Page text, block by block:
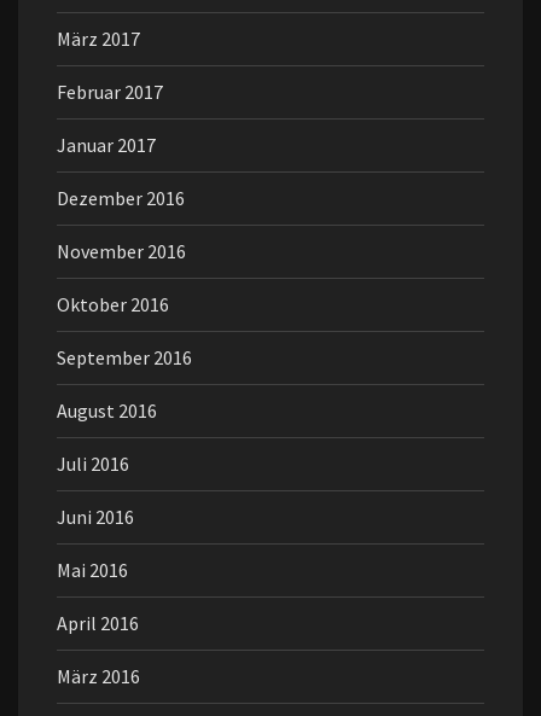
März 2017
Februar 2017
Januar 2017
Dezember 2016
November 2016
Oktober 2016
September 2016
August 2016
Juli 2016
Juni 2016
Mai 2016
April 2016
März 2016